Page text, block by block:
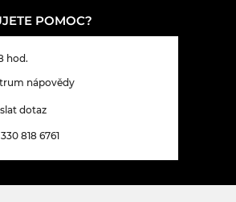
POMOC?
hod.
nápovědy
dotaz
818 6761